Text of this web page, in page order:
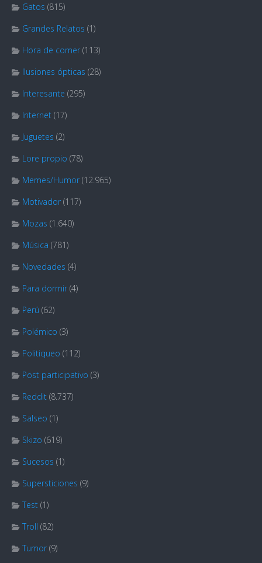
Gatos (815)
Grandes Relatos (1)
Hora de comer (113)
Ilusiones ópticas (28)
Interesante (295)
Internet (17)
Juguetes (2)
Lore propio (78)
Memes/Humor (12.965)
Motivador (117)
Mozas (1.640)
Música (781)
Novedades (4)
Para dormir (4)
Perú (62)
Polémico (3)
Politiqueo (112)
Post participativo (3)
Reddit (8.737)
Salseo (1)
Skizo (619)
Sucesos (1)
Supersticiones (9)
Test (1)
Troll (82)
Tumor (9)